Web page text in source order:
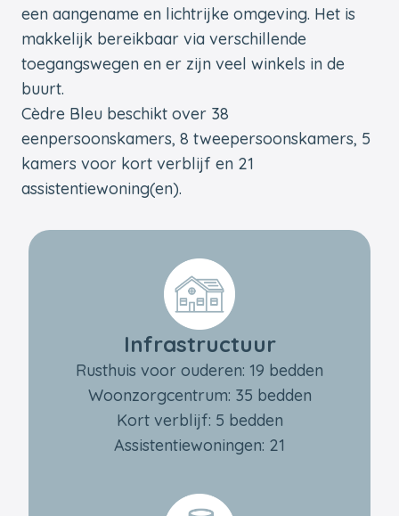
een aangename en lichtrijke omgeving. Het is
makkelijk bereikbaar via verschillende
toegangswegen en er zijn veel winkels in de
buurt.
Cèdre Bleu beschikt over 38
eenpersoonskamers, 8 tweepersoonskamers, 5
kamers voor kort verblijf en 21
assistentiewoning(en).
Infrastructuur
Rusthuis voor ouderen: 19 bedden
Woonzorgcentrum: 35 bedden
Kort verblijf: 5 bedden
Assistentiewoningen: 21